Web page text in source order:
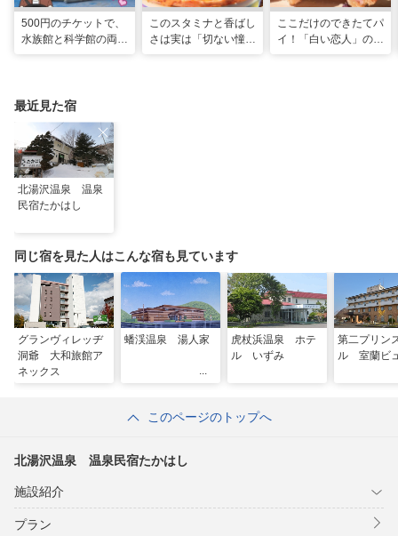
500円のチケットで、
水族館と科学館の両方
このスタミナと香ばし
さは実は「切ない憧
ここだけのできたてパ
イ！「白い恋人」の石
最近見た宿
北湯沢温泉 温泉
民宿たかはし
同じ宿を見た人はこんな宿も見ています
グランヴィレッヂ
洞爺 大和旅館ア
ネックス
蟠渓温泉 湯人家
虎杖浜温泉 ホテ
ル いずみ
第二プリン
ル 室蘭ビ
このページのトップへ
北湯沢温泉 温泉民宿たかはし
施設紹介
プラン